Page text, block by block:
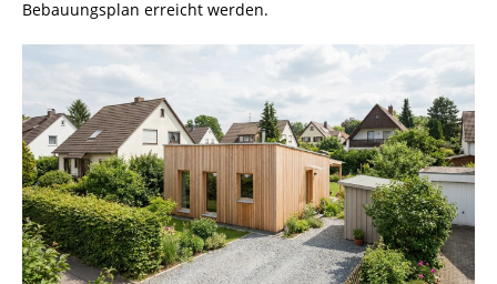
Bebauungsplan erreicht werden.